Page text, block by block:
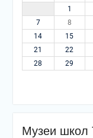
1
7
8
14
15
21
22
28
29
Музеи школ